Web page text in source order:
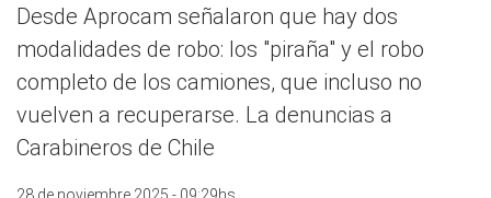
Desde Aprocam señalaron que hay dos
modalidades de robo: los "piraña" y el robo
completo de los camiones, que incluso no
vuelven a recuperarse. La denuncias a
Carabineros de Chile